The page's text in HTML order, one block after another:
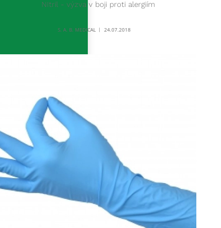
NItril - výzva v boji proti alergiím
S. A. B. MEDICAL 24.07.2018